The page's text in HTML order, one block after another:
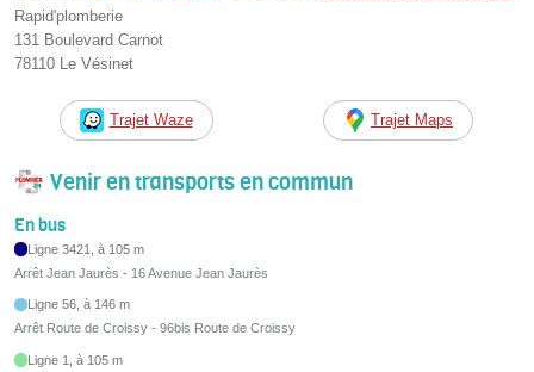
Rapid'plomberie
131 Boulevard Carnot
78110 Le Vésinet
Trajet Waze Trajet Maps
Venir en transports en commun
En bus
Ligne 3421, à 105 m
Arrêt Jean Jaurès - 16 Avenue Jean Jaurès
Ligne 56, à 146 m
Arrêt Route de Croissy - 96bis Route de Croissy
Ligne 1, à 105 m